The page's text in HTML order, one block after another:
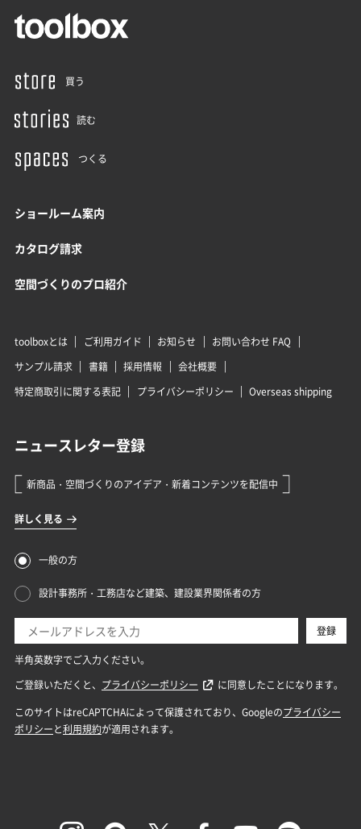
買う
読む
つくる
ショールーム案内
カタログ請求
空間づくりのプロ紹介
toolboxとは ご利用ガイド お知らせ
お問い合わせ FAQ
サンプル請求
書籍 採用情報
会社概要
特定商取引に関する表記
プライバシーポリシー Overseas shipping